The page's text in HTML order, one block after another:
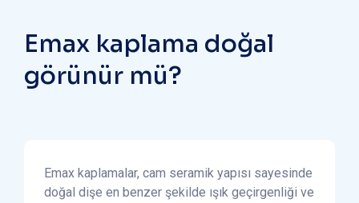
Emax kaplama doğal
görünür mü?
Emax kaplamalar, cam seramik yapısı sayesinde
doğal dişe en benzer şekilde ışık geçirgenliği ve